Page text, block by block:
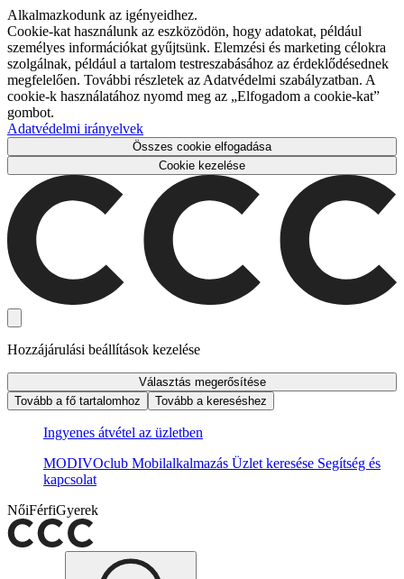
Alkalmazkodunk az igényeidhez.
Cookie-kat használunk az eszközödön, hogy adatokat, például
személyes információkat gyűjtsünk. Elemzési és marketing célokra
szolgálnak, például a tartalom testreszabásához az érdeklődésednek
megfelelően. További részletek az Adatvédelmi szabályzatban. A
cookie-k használatához nyomd meg az „Elfogadom a cookie-kat”
gombot.
Adatvédelmi irányelvek
Összes cookie elfogadása
Cookie kezelése
Hozzájárulási beállítások kezelése
Választás megerősítése
Tovább a fő tartalomhoz
Tovább a kereséshez
Ingyenes átvétel az üzletben
MODIVOclub Mobilalkalmazás Üzlet keresése Segítség és
kapcsolat
NőiFérfiGyerek